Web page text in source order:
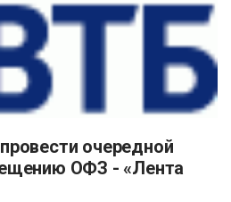
ОФЗ - «Лента